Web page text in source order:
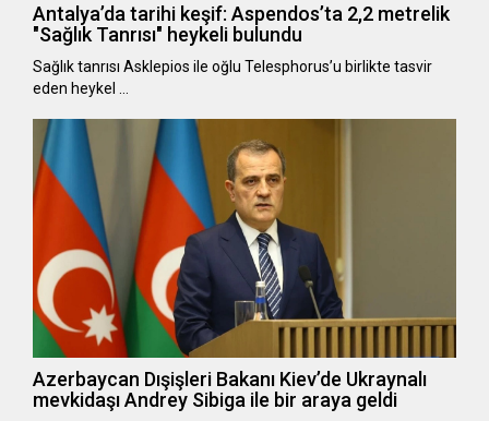
Antalya’da tarihi keşif: Aspendos’ta 2,2 metrelik
"Sağlık Tanrısı" heykeli bulundu
Sağlık tanrısı Asklepios ile oğlu Telesphorus’u birlikte tasvir
eden heykel …
Azerbaycan Dışişleri Bakanı Kiev’de Ukraynalı
mevkidaşı Andrey Sibiga ile bir araya geldi